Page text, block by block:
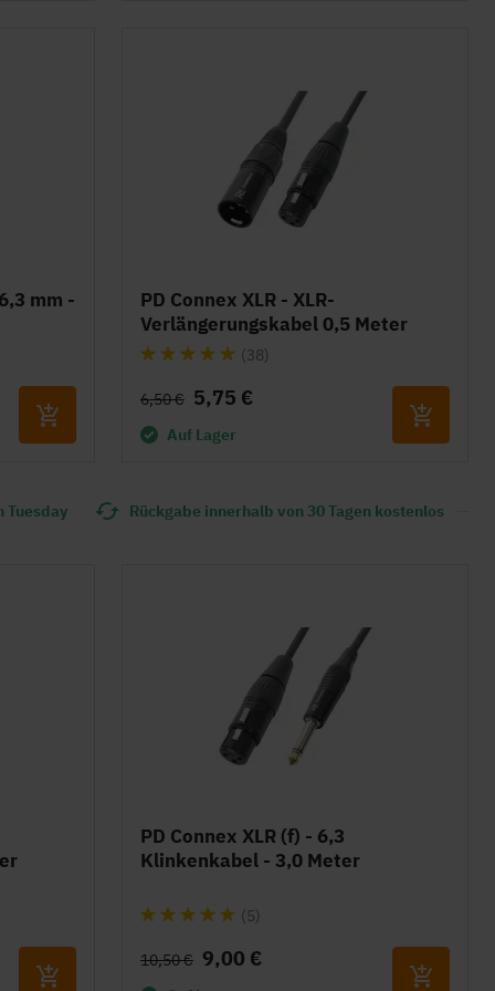
mm -
PD Connex XLR - XLR-
Verlängerungskabel 0,5 Meter
Bewertung:
(38)
5,75 €
6,50 €
Auf Lager
Tuesday Rückgabe innerhalb von 30 Tagen kostenlos
PD Connex XLR (f) - 6,3
Klinkenkabel - 3,0 Meter
Bewertung:
(5)
9,00 €
10,50 €